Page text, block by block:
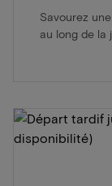
Savourez
au long de la